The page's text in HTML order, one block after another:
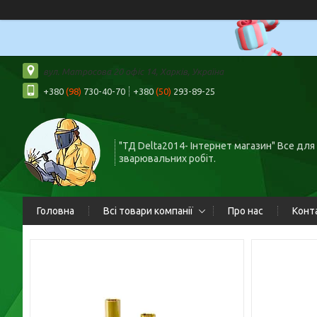
вул. Матросова 20 офіс 14, Харків, Україна
+380 (98) 730-40-70 +380 (50) 293-89-25
"ТД Delta2014- Інтернет магазин" Все для
зварювальних робіт.
Головна Всі товари компанії Про нас